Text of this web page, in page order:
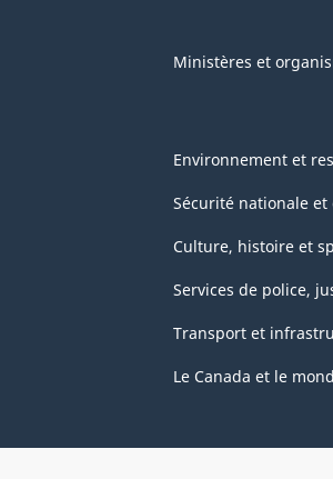
Ministères et
Environnement et
Sécurité nationale et
Culture, histoire et
Services de police,
Transport et
Le Canada et le